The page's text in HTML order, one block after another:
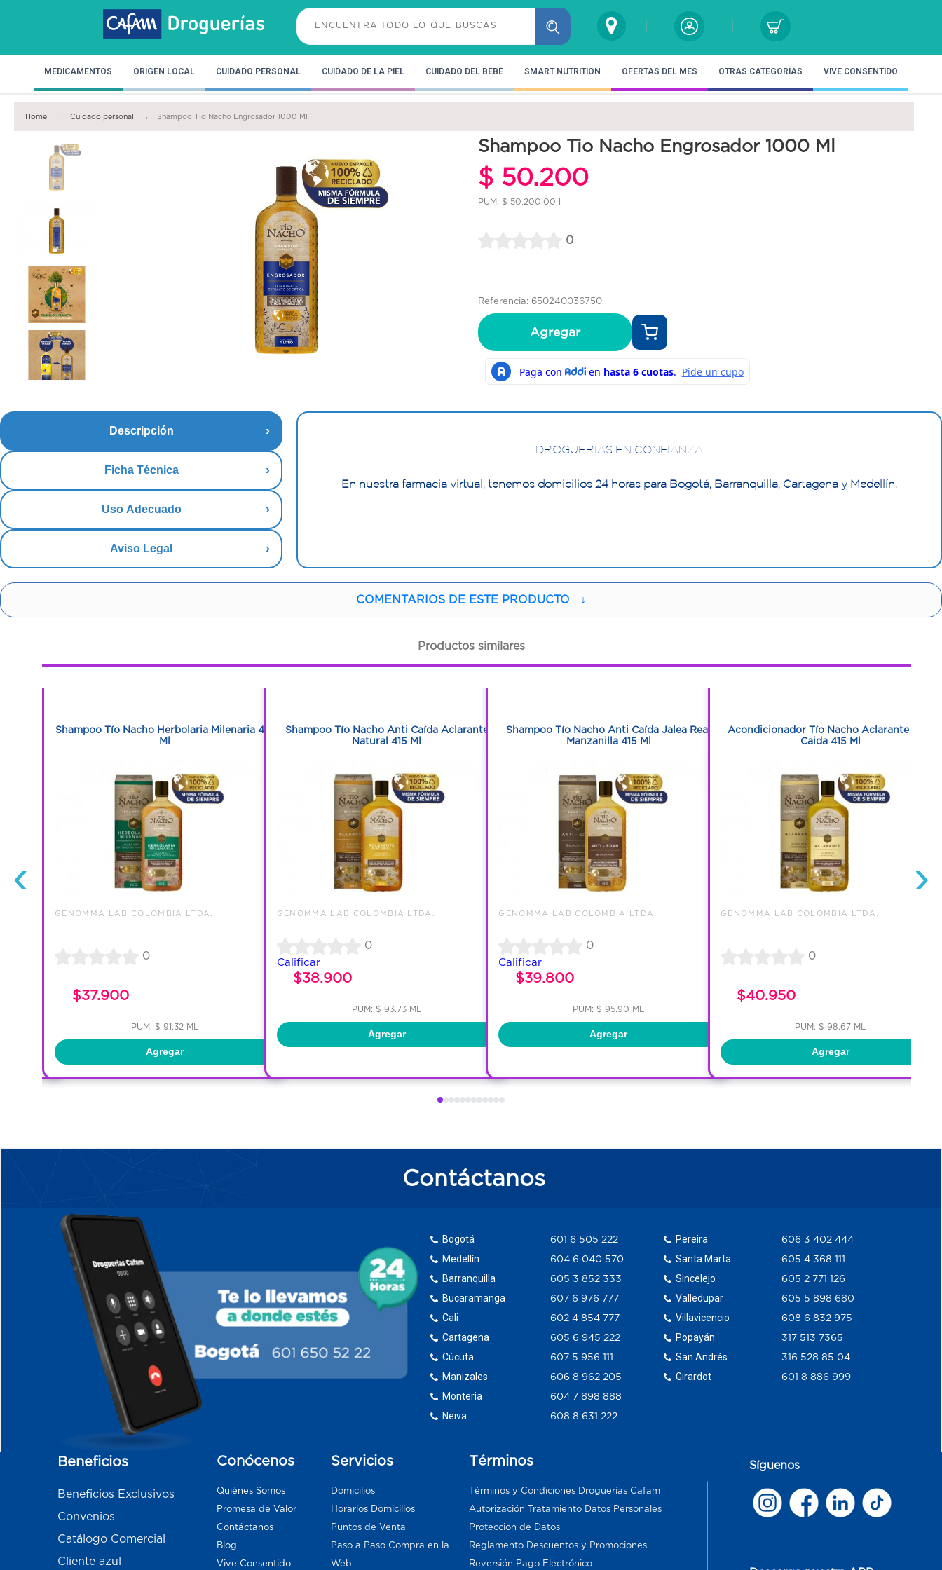
MEDICAMENTOS ORIGEN LOCAL CUIDADO PERSONAL CUIDADO DE LA PIEL CUIDADO DEL BEBÉ SMART NUTRITION OFERTAS DEL MES OTRAS CATEGORÍAS VIVE CONSENTIDO
Home Cuidado personal Shampoo Tio Nacho Engrosador 1000 Ml
Shampoo Tio Nacho Engrosador 1000 Ml
$ 50.200
PUM: $ 50,200.00 l
0
Referencia: 650240036750
Agregar
Descripción
Ficha Técnica
Uso Adecuado
Aviso Legal
DROGUERÍAS EN CONFIANZA
En nuestra farmacia virtual, tenemos domicilios 24 horas para Bogotá, Barranquilla, Cartagena y Medellín.
COMENTARIOS DE ESTE PRODUCTO ↓
Productos similares
‹
Shampoo Tío Nacho Herbolaria Milenaria 415
Ml
GENOMMA LAB COLOMBIA LTDA.
0
$37.900
PUM: $ 91.32 ML
Agregar
Shampoo Tío Nacho Anti Caída Aclarante
Natural 415 Ml
GENOMMA LAB COLOMBIA LTDA.
0
Calificar
$38.900
PUM: $ 93.73 ML
Agregar
Shampoo Tío Nacho Anti Caída Jalea Real
Manzanilla 415 Ml
GENOMMA LAB COLOMBIA LTDA.
0
Calificar
$39.800
PUM: $ 95.90 ML
Agregar
Acondicionador Tío Nacho Aclarante Anti
Caida 415 Ml
GENOMMA LAB COLOMBIA LTDA.
0
$40.950
PUM: $ 98.67 ML
Agregar
›
Contáctanos
Bogotá
Medellín
Barranquilla
Bucaramanga
Cali
Cartagena
Cúcuta
Manizales
Monteria
Neiva
601 6 505 222
604 6 040 570
605 3 852 333
607 6 976 777
602 4 854 777
605 6 945 222
607 5 956 111
606 8 962 205
604 7 898 888
608 8 631 222
Pereira
Santa Marta
Sincelejo
Valledupar
Villavicencio
Popayán
San Andrés
Girardot
606 3 402 444
605 4 368 111
605 2 771 126
605 5 898 680
608 6 832 975
317 513 7365
316 528 85 04
601 8 886 999
Beneficios
Beneficios Exclusivos
Convenios
Catálogo Comercial
Cliente azul
Conócenos
Quiénes Somos
Promesa de Valor
Contáctanos
Blog
Vive Consentido
Servicios
Domicilios
Horarios Domicilios
Puntos de Venta
Paso a Paso Compra en la
Web
Términos
Términos y Condiciones Droguerías Cafam
Autorización Tratamiento Datos Personales
Proteccion de Datos
Reglamento Descuentos y Promociones
Reversión Pago Electrónico
Síguenos